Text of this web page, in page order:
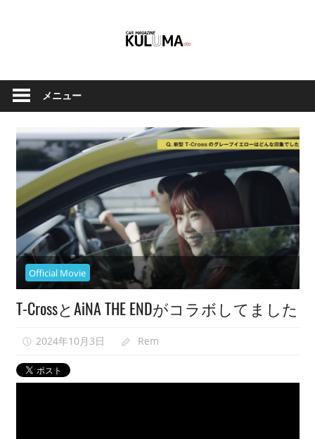
ツ
Car
Magazine
Kuluma.jp
ル
マ
バ
ク
の
フ
ィ
シ
ャ
ル
像
紹
介
メニュー
Official Movie
T-CrossとAiNA THE ENDがコラボしてました
2024年10月3日 Rem